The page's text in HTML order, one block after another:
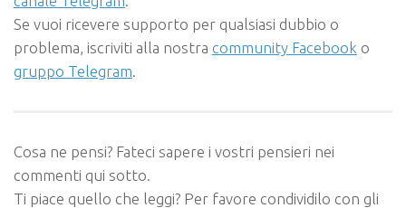
Se vuoi ricevere supporto per qualsiasi dubbio o
problema, iscriviti alla nostra community Facebook o
gruppo Telegram.
Cosa ne pensi? Fateci sapere i vostri pensieri nei
commenti qui sotto.
Ti piace quello che leggi? Per favore condividilo con gli